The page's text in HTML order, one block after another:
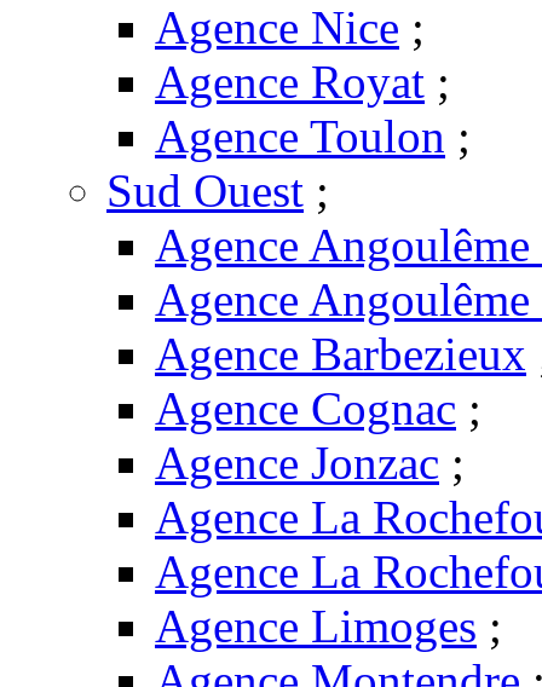
Agence Nice ;
Agence Royat ;
Agence Toulon ;
Sud Ouest ;
Agence
Agence
Agence Barbezieux
Agence Cognac ;
Agence Jonzac ;
Agence La
Agence La
Agence Limoges ;